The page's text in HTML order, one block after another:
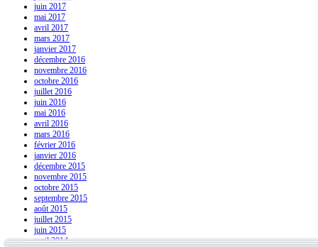
juin 2017
mai 2017
avril 2017
mars 2017
janvier 2017
décembre 2016
novembre 2016
octobre 2016
juillet 2016
juin 2016
mai 2016
avril 2016
mars 2016
février 2016
janvier 2016
décembre 2015
novembre 2015
octobre 2015
septembre 2015
août 2015
juillet 2015
juin 2015
avril 2014